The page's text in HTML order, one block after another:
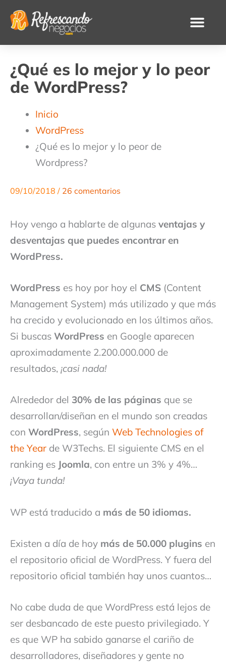
¿Qué es lo mejor y lo peor
de WordPress?
Inicio
WordPress
¿Qué es lo mejor y lo peor de
Wordpress?
09/10/2018 / 26 comentarios
Hoy vengo a hablarte de algunas ventajas y
desventajas que puedes encontrar en
WordPress.
WordPress es hoy por hoy el CMS (Content
Management System) más utilizado y que más
ha crecido y evolucionado en los últimos años.
Si buscas WordPress en Google aparecen
aproximadamente 2.200.000.000 de
resultados, ¡casi nada!
Alrededor del 30% de las páginas que se
desarrollan/diseñan en el mundo son creadas
con WordPress, según Web Technologies of
the Year de W3Techs. El siguiente CMS en el
ranking es Joomla, con entre un 3% y 4%…
¡Vaya tunda!
WP está traducido a más de 50 idiomas.
Existen a día de hoy más de 50.000 plugins en
el repositorio oficial de WordPress. Y fuera del
repositorio oficial también hay unos cuantos…
No cabe duda de que WordPress está lejos de
ser desbancado de este puesto privilegiado. Y
es que WP ha sabido ganarse el cariño de
desarrolladores, diseñadores y gente no